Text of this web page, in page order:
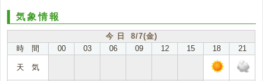
気象情報
今 日 8/7(金)
時 間
00 03 06 09 12 15 18 21
天 気